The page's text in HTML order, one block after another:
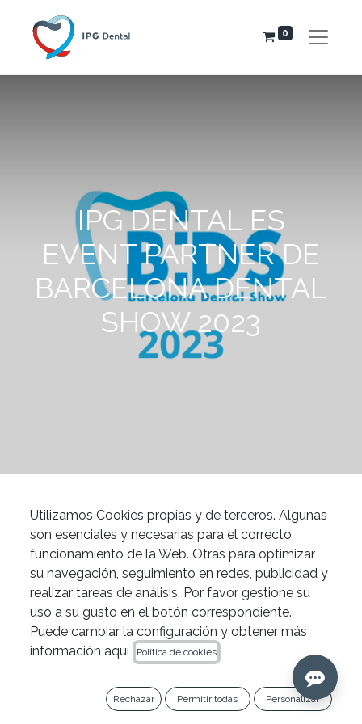
0
IPG DENTAL ES
EVENT PARTNER DE
BARCELONA DENTAL
SHOW 2023
Endodoncia
Barcelona Dental Show (BDS) está de vuelta y
se prepara para recibir a más de 6.000
profesionales de la odontología en el Centro
de Convenciones Internacional de Barcelona
(CCIB) del 26 al 28 de enero de 2023. Este
evento anual se destaca por su enfoque en la
tecnología y la innovación, brindando un
Utilizamos Cookies propias y de terceros. Algunas
son esenciales y necesarias para el correcto
funcionamiento de la Web. Otras para optimizar
su navegación, seguimiento en redes, publicidad y
realizar tareas de análisis. Por favor gestione su
uso a su gusto en el botón correspondiente.
Puede cambiar la configuración y obtener más
información aquí
Política de cookies
Rechazar Permitir todas Personalizar